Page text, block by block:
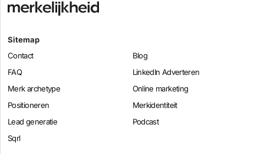
Sitemap
Contact
Blog
FAQ
LinkedIn Adverteren
Merk archetype
Online marketing
Positioneren
Merkidentiteit
Lead generatie
Podcast
Sqrl